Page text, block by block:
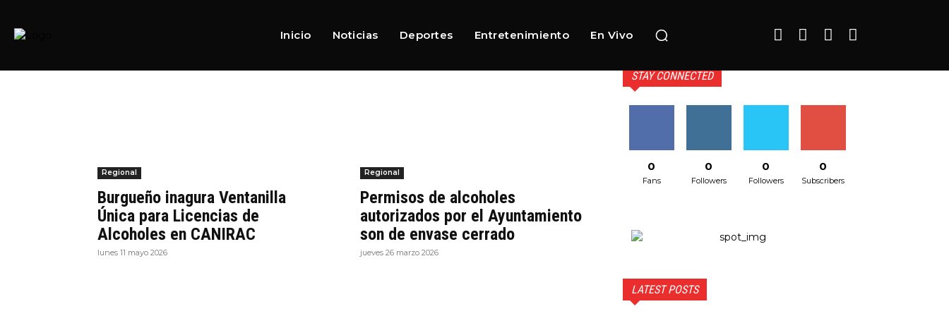
Inicio Noticias Deportes Entretenimiento En Vivo
Venta de alcohol
Regional
Burgueño inagura Ventanilla
Única para Licencias de
Alcoholes en CANIRAC
lunes 11 mayo 2026
Regional
Permisos de alcoholes
autorizados por el Ayuntamiento
son de envase cerrado
jueves 26 marzo 2026
STAY CONNECTED
0
Fans
0
Followers
0
Followers
0
Subscribers
LATEST POSTS